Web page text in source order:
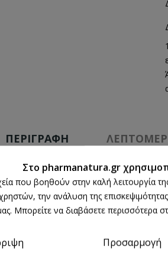
ΠΕΡΙΓΡΑΦΉ
Αμυγδαλέλαιο, ενεργή Αλόη και
Αλόης και Αλθαίας προσφέρουν
Στο pharmanatura.gr
που βοηθούν στην καλή λειτουργία
την ανάλυση της
Μπορείτε να διαβάσετε περισσότερα
Προσαρμογή